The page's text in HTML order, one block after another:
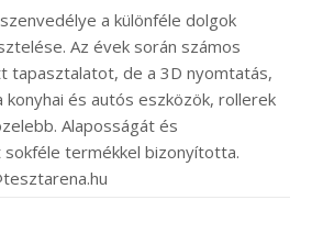
a különféle dolgok
Az évek során számos
tapasztalatot, de a 3D nyomtatás,
és autós eszközök, rollerek
Alaposságát és
termékkel bizonyította.